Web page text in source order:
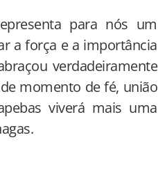
para nós um
a força e a importância
verdadeiramente
momento de fé, união
viverá mais uma